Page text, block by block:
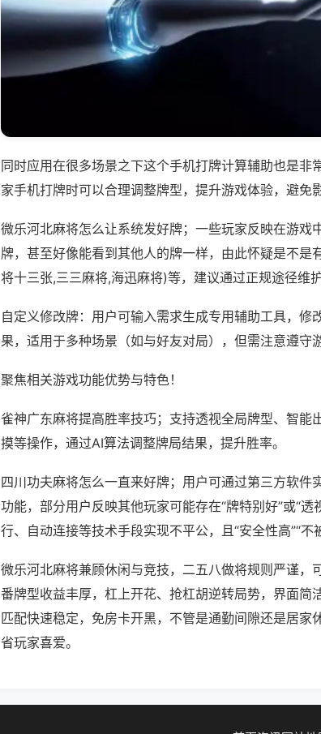
同时应用在很多场景之下这个手机打牌计算辅助也是非
家手机打牌时可以合理调整牌型，提升游戏体验，避免
微乐河北麻将怎么让系统发好牌；一些玩家反映在游戏
牌，甚至好像能看到其他人的牌一样，由此怀疑是不
将十三张,三三麻将,海迅麻将)等，建议通过正规途径维护
自定义修改牌：用户可输入需求生成专用辅助工具，修
果，适用于多种场景（如与好友对局），但需注意遵守
聚焦相关游戏功能优势与特色！
雀神广东麻将提高胜率技巧；支持透视全局牌型、智能
摸等操作，通过AI算法调整牌局结果，提升胜率。
四川功夫麻将怎么一直来好牌；用户可通过第三方软件
功能，部分用户反映其他玩家可能存在“牌特别好”或“
行、自动连接等技术手段实现不平公，且“安全性高”“不
微乐河北麻将兼顾休闲与竞技，二五八做将规则严谨，
番牌型收益丰厚，杠上开花、抢杠胡逆转局势，界面简
匹配快速稳定，免房卡开黑，不管是通勤间隙还是居
省玩家喜爱。